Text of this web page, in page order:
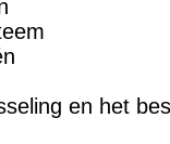
en het